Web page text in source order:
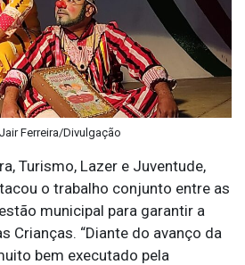
Ferreira/Divulgação
Turismo, Lazer e Juventude,
o trabalho conjunto entre as
municipal para garantir a
Crianças. “Diante do avanço da
bem executado pela